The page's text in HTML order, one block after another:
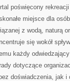
poświęcony
miejsce dla
z wodą, naturą
się wokół
każdy
dotyczące
doświadczenia, jak i